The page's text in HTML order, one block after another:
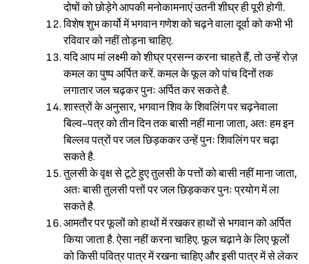
दोषों को छोड़ेगे आपकी मनोकामनाएं उतनी शीघ्र ही पूरी होगी.
विशेष शुभ कार्यो में भगवान गणेश को चढ़ने वाला दूर्वा को कभी भी
रविवार को नहीं तोड़ना चाहिए.
यदि आप मां लक्ष्मी को शीघ्र प्रसन्न करना चाहते हैं, तो उन्हें रोज़
कमल का पुष्प अर्पित करें. कमल के फूल को पांच दिनों तक
लगातार जल चढ़कर पुनः अर्पित कर सकते है.
शास्त्रों के अनुसार, भगवान शिव के शिवलिंग पर चढ़नेवाला
बिल्व-पत्र को तीन दिन तक बासी नहीं माना जाता, अतः हम इन
बिल्लव पत्रों पर जल छिड़ककर उन्हें पुनः शिवलिंग पर चढ़ा
सकते है.
तुलसी के वृक्ष से टूटे हुए तुलसी के पत्तों को बासी नहीं माना जाता,
अतः बासी तुलसी पत्तों पर जल छिड़ककर पुनः प्रयोग में ला
सकते है.
आमतौर पर फूलों को हाथों में रखकर हाथों से भगवान को अर्पित
किया जाता है. ऐसा नहीं करना चाहिए. फूल चढ़ाने के लिए फूलों
को किसी पवित्र पात्र में रखना चाहिए और इसी पात्र में से लेकर